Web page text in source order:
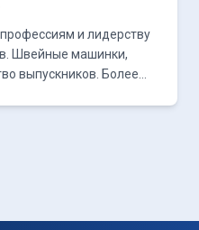
и лидерству
Швейные машинки,
выпускников. Более